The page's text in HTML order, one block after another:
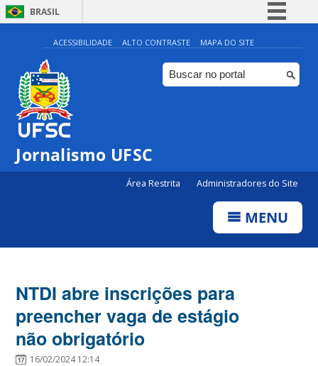
BRASIL
Simplifique!
Comunica BR
Participe
ACESSIBILIDADE ALTO CONTRASTE MAPA DO SITE
Jornalismo UFSC
Área Restrita Administradores do Site
MENU
NTDI abre inscrições para
preencher vaga de estágio
não obrigatório
16/02/2024 12:14